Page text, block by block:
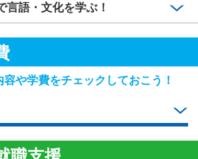
言語・文化を学ぶ！
や学費をチェックしておこう！